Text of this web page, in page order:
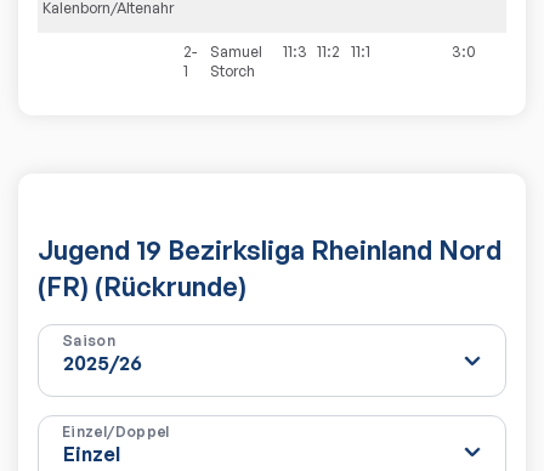
Kalenborn/Altenahr
2-
1
Samuel
Storch
11:3 11:2 11:1 3:0
Jugend 19 Bezirksliga Rheinland Nord
(FR) (Rückrunde)
Saison
Einzel/Doppel